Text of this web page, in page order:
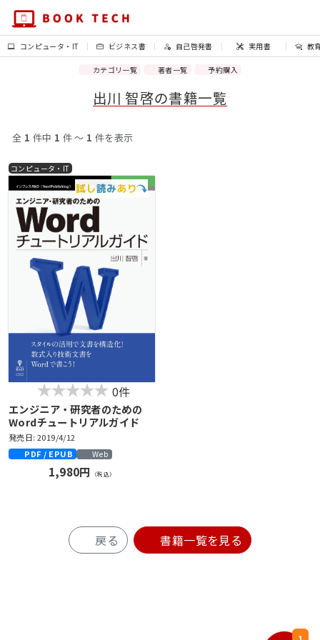
コンピュータ・IT ビジネス書 自己啓発書 実用書 教
カテゴリ一覧 著者一覧 予約購入
出川 智啓の書籍一覧
全 1 件中 1 件 〜 1 件を表示
コンピュータ・IT
0件
エンジニア・研究者のための
Wordチュートリアルガイド
発売日: 2019/4/12
PDF / EPUB
Web
1,980円 （税込）
戻る 書籍一覧を見る